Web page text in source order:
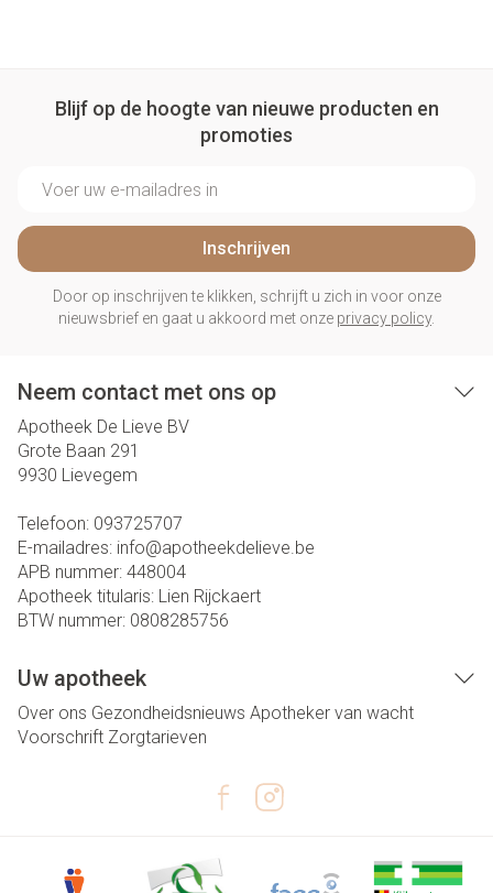
Blijf op de hoogte van nieuwe producten en
promoties
Inschrijven
Door op inschrijven te klikken, schrijft u zich in voor onze
nieuwsbrief en gaat u akkoord met onze privacy policy.
Neem contact met ons op
Apotheek De Lieve BV
Grote Baan 291
9930 Lievegem
Telefoon: 093725707
E-mailadres: info@apotheekdelieve.be
APB nummer: 448004
Apotheek titularis: Lien Rijckaert
BTW nummer: 0808285756
Uw apotheek
Over ons Gezondheidsnieuws Apotheker van wacht
Voorschrift Zorgtarieven